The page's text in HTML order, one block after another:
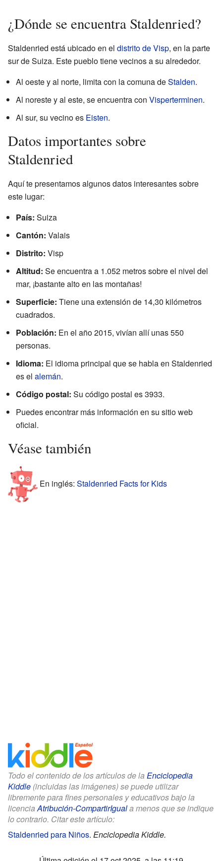
¿Dónde se encuentra Staldenried?
Staldenried está ubicado en el distrito de Visp, en la parte
sur de Suiza. Este pueblo tiene vecinos a su alrededor.
Al oeste y al norte, limita con la comuna deStalden.
Al noreste y al este, se encuentra con Visperterminen.
Al sur, su vecino es Eisten.
Datos importantes sobre
Staldenried
Aquí te presentamos algunos datos interesantes sobre
este lugar:
País: Suiza
Cantón: Valais
Distrito: Visp
Altitud: Se encuentra a 1.052 metros sobre el nivel del
mar, ¡bastante alto en las montañas!
Superficie: Tiene una extensión de 14,30 kilómetros
cuadrados.
Población: En el año 2015, vivían allí unas 550
personas.
Idioma: El idioma principal que se habla en Staldenried
es el alemán.
Código postal: Su código postal es 3933.
Puedes encontrar más información en su sitio web
oficial.
Véase también
En inglés: Staldenried Facts for Kids
Todo el contenido de los artículos de la Enciclopedia
Kiddle (incluidas las imágenes) se puede utilizar
libremente para fines personales y educativos bajo la
licenciaAtribución-CompartirIguala menos que se indique
lo contrario. Citar este artículo:
Staldenried para Niños. Enciclopedia Kiddle.